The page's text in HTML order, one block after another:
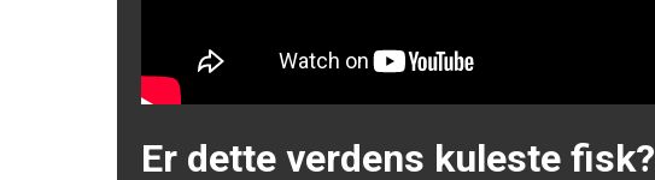
Er dette verdens kuleste fisk?